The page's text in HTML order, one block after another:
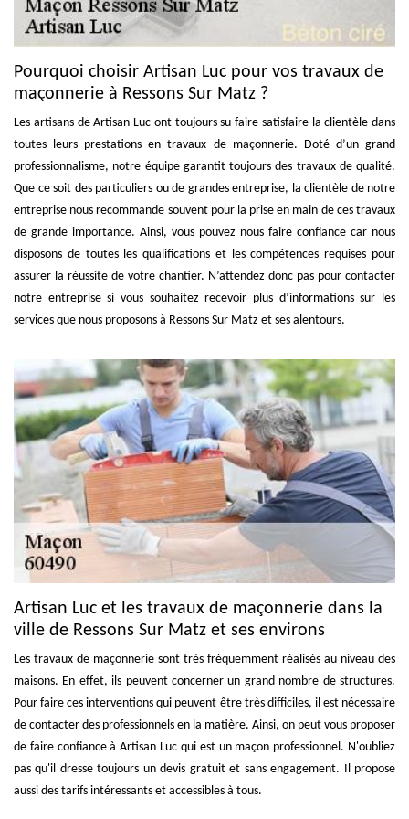
Pourquoi choisir Artisan Luc pour vos travaux de
maçonnerie à Ressons Sur Matz ?
Les artisans de Artisan Luc ont toujours su faire satisfaire la clientèle dans
toutes leurs prestations en travaux de maçonnerie. Doté d’un grand
professionnalisme, notre équipe garantit toujours des travaux de qualité.
Que ce soit des particuliers ou de grandes entreprise, la clientèle de notre
entreprise nous recommande souvent pour la prise en main de ces travaux
de grande importance. Ainsi, vous pouvez nous faire confiance car nous
disposons de toutes les qualifications et les compétences requises pour
assurer la réussite de votre chantier. N’attendez donc pas pour contacter
notre entreprise si vous souhaitez recevoir plus d’informations sur les
services que nous proposons à Ressons Sur Matz et ses alentours.
Artisan Luc et les travaux de maçonnerie dans la
ville de Ressons Sur Matz et ses environs
Les travaux de maçonnerie sont très fréquemment réalisés au niveau des
maisons. En effet, ils peuvent concerner un grand nombre de structures.
Pour faire ces interventions qui peuvent être très difficiles, il est nécessaire
de contacter des professionnels en la matière. Ainsi, on peut vous proposer
de faire confiance à Artisan Luc qui est un maçon professionnel. N'oubliez
pas qu'il dresse toujours un devis gratuit et sans engagement. Il propose
aussi des tarifs intéressants et accessibles à tous.